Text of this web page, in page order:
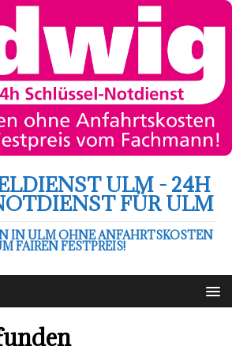
ULM - 24H
FÜR ULM
IN ULM OHNE ANFAHRTSKOSTEN
FAIREN FESTPREIS!